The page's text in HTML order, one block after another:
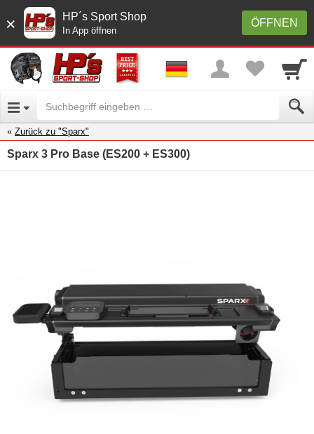
× ÖFFNEN
HP´s Sport Shop
In App öffnen
Zurück zu "Sparx"
Sparx 3 Pro Base (ES200 + ES300)